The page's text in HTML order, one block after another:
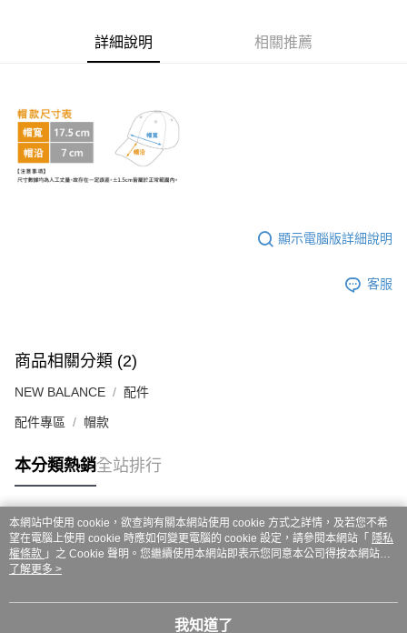
【關於「AFTEE先享後付」】
AFTEE先享後付是「在收到商品之後才付款」的支付方式。 讓您購物簡單
３．安心：先確認商品／服務後，再付款。
【「AFTEE先享後付」結帳流程】
１．於結帳方式選擇「AFTEE先享後付」後，將跳轉至「AFTEE先享後付」
結帳頁面，進行簡訊認證並確認金額後，即可完成結帳。
ATM／網路銀行／等多元方式進行付款，方視為交易完成。
※ 請注意：結帳手續完成當下不需立刻繳費，但若您需要取消訂單，請聯絡
※ 交易是否成功請以「AFTEE先享後付 」之結帳頁面顯示為準，若有關於
【注意事項】
易，需依本服務之必要範圍內提供個人資料，並將交易相關給付款項請求債
２．關於個人資料處理事宜，請瀏覽以下網址：
３．未成年的使用者請事先徵得法定代理人或監護人之同意方可使用
「AFTEE先享後付」，若未經同意申辦者引起之損失，本公司不負相關責
４．使用「AFTEE先享後付」時，將依據個別帳號之用戶狀況，依本公司即
時審查核予不同之上限額度；若仍有額度不足之情形，本公司將視審查結果
請求用戶進行身份認證。
５．嚴禁一人註冊多個帳號或使用他人資訊註冊。若發現惡意使用之情形，
恩沛科技股份有限公司將有權停止該用戶之使用額度並採取法律行動。
全家取貨付款
每筆NT$60，滿NT$999(含以上)免運費
付款後全家取貨
嘉里大榮宅配
詳細說明 相關推薦
顯示電腦版詳細說明
客服
商品相關分類 (2)
NEW BALANCE 配件
配件專區 帽款
本分類熱銷全站排行
熱門標籤
本網站中使用 cookie，欲查詢有關本網站使用 cookie 方式之詳情，及若您不希
望在電腦上使用 cookie 時應如何變更電腦的 cookie 設定，請參閱本網站「 隱私
權條款 」之 Cookie 聲明。您繼續使用本網站即表示您同意本公司得按本網站使
用條款之 Cookie 聲明使用 cookie。
了解更多 >
我知道了